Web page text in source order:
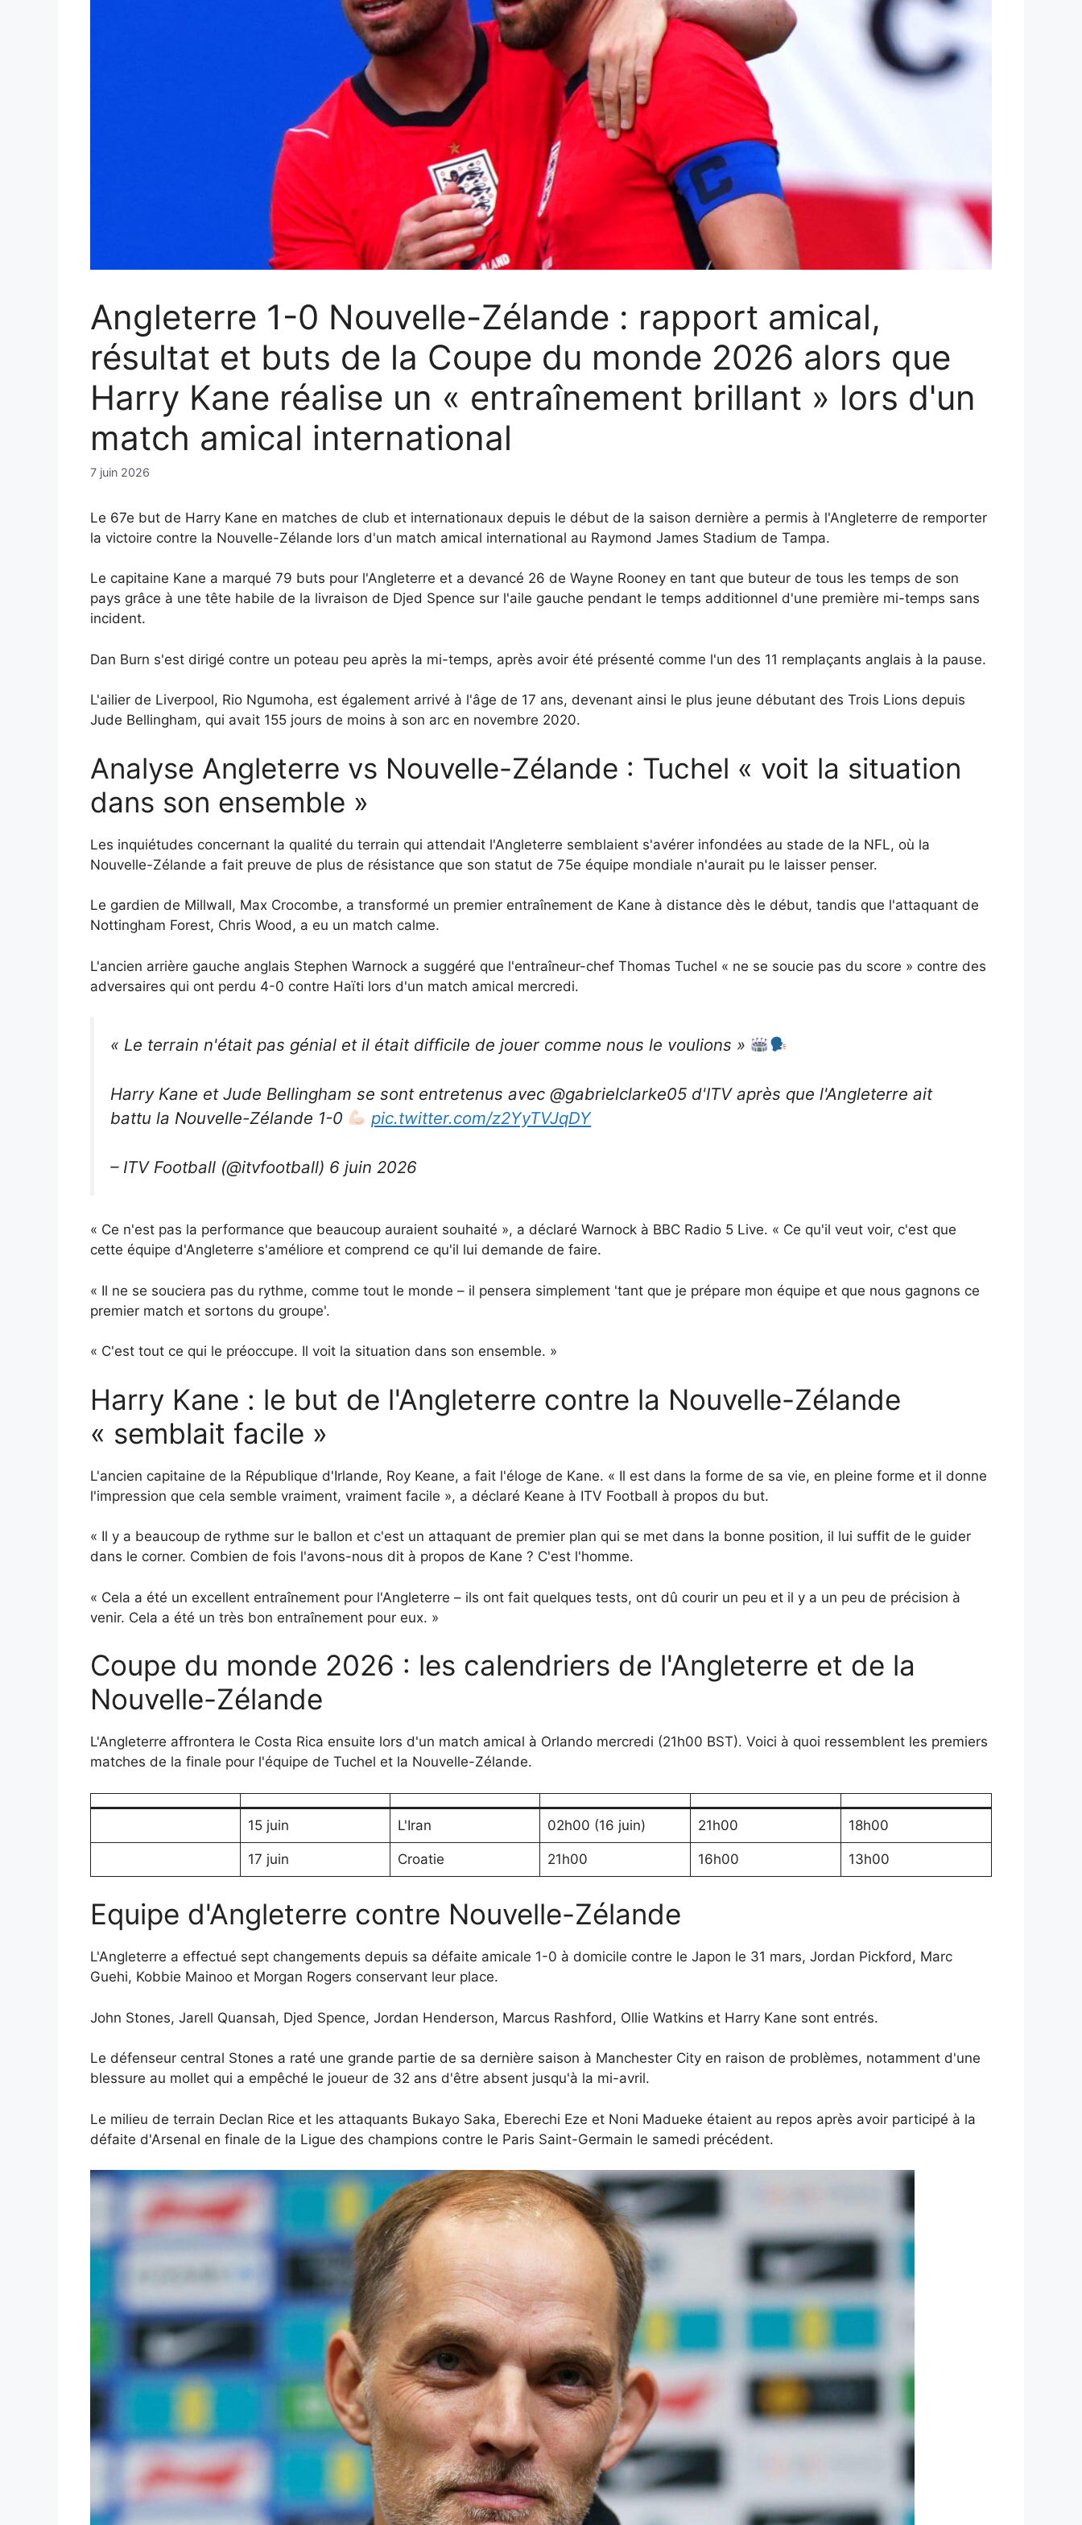
Angleterre 1-0 Nouvelle-Zélande : rapport amical,
résultat et buts de la Coupe du monde 2026 alors que
Harry Kane réalise un « entraînement brillant » lors d'un
match amical international
7 juin 2026
Le 67e but de Harry Kane en matches de club et internationaux depuis le début de la saison dernière a permis à l'Angleterre de remporter
la victoire contre la Nouvelle-Zélande lors d'un match amical international au Raymond James Stadium de Tampa.
Le capitaine Kane a marqué 79 buts pour l'Angleterre et a devancé 26 de Wayne Rooney en tant que buteur de tous les temps de son
pays grâce à une tête habile de la livraison de Djed Spence sur l'aile gauche pendant le temps additionnel d'une première mi-temps sans
incident.
Dan Burn s'est dirigé contre un poteau peu après la mi-temps, après avoir été présenté comme l'un des 11 remplaçants anglais à la pause.
L'ailier de Liverpool, Rio Ngumoha, est également arrivé à l'âge de 17 ans, devenant ainsi le plus jeune débutant des Trois Lions depuis
Jude Bellingham, qui avait 155 jours de moins à son arc en novembre 2020.
Analyse Angleterre vs Nouvelle-Zélande : Tuchel « voit la situation
dans son ensemble »
Les inquiétudes concernant la qualité du terrain qui attendait l'Angleterre semblaient s'avérer infondées au stade de la NFL, où la
Nouvelle-Zélande a fait preuve de plus de résistance que son statut de 75e équipe mondiale n'aurait pu le laisser penser.
Le gardien de Millwall, Max Crocombe, a transformé un premier entraînement de Kane à distance dès le début, tandis que l'attaquant de
Nottingham Forest, Chris Wood, a eu un match calme.
L'ancien arrière gauche anglais Stephen Warnock a suggéré que l'entraîneur-chef Thomas Tuchel « ne se soucie pas du score » contre des
adversaires qui ont perdu 4-0 contre Haïti lors d'un match amical mercredi.
« Le terrain n'était pas génial et il était difficile de jouer comme nous le voulions »
Harry Kane et Jude Bellingham se sont entretenus avec @gabrielclarke05 d'ITV après que l'Angleterre ait
battu la Nouvelle-Zélande 1-0
pic.twitter.com/z2YyTVJqDY
– ITV Football (@itvfootball) 6 juin 2026
« Ce n'est pas la performance que beaucoup auraient souhaité », a déclaré Warnock à BBC Radio 5 Live. « Ce qu'il veut voir, c'est que
cette équipe d'Angleterre s'améliore et comprend ce qu'il lui demande de faire.
« Il ne se souciera pas du rythme, comme tout le monde – il pensera simplement 'tant que je prépare mon équipe et que nous gagnons ce
premier match et sortons du groupe'.
« C'est tout ce qui le préoccupe. Il voit la situation dans son ensemble. »
Harry Kane : le but de l'Angleterre contre la Nouvelle-Zélande
« semblait facile »
L'ancien capitaine de la République d'Irlande, Roy Keane, a fait l'éloge de Kane. « Il est dans la forme de sa vie, en pleine forme et il donne
l'impression que cela semble vraiment, vraiment facile », a déclaré Keane à ITV Football à propos du but.
« Il y a beaucoup de rythme sur le ballon et c'est un attaquant de premier plan qui se met dans la bonne position, il lui suffit de le guider
dans le corner. Combien de fois l'avons-nous dit à propos de Kane ? C'est l'homme.
« Cela a été un excellent entraînement pour l'Angleterre – ils ont fait quelques tests, ont dû courir un peu et il y a un peu de précision à
venir. Cela a été un très bon entraînement pour eux. »
Coupe du monde 2026 : les calendriers de l'Angleterre et de la
Nouvelle-Zélande
L'Angleterre affrontera le Costa Rica ensuite lors d'un match amical à Orlando mercredi (21h00 BST). Voici à quoi ressemblent les premiers
matches de la finale pour l'équipe de Tuchel et la Nouvelle-Zélande.
15 juin L'Iran 02h00 (16 juin) 21h00 18h00
17 juin Croatie 21h00 16h00 13h00
Equipe d'Angleterre contre Nouvelle-Zélande
L'Angleterre a effectué sept changements depuis sa défaite amicale 1-0 à domicile contre le Japon le 31 mars, Jordan Pickford, Marc
Guehi, Kobbie Mainoo et Morgan Rogers conservant leur place.
John Stones, Jarell Quansah, Djed Spence, Jordan Henderson, Marcus Rashford, Ollie Watkins et Harry Kane sont entrés.
Le défenseur central Stones a raté une grande partie de sa dernière saison à Manchester City en raison de problèmes, notamment d'une
blessure au mollet qui a empêché le joueur de 32 ans d'être absent jusqu'à la mi-avril.
Le milieu de terrain Declan Rice et les attaquants Bukayo Saka, Eberechi Eze et Noni Madueke étaient au repos après avoir participé à la
défaite d'Arsenal en finale de la Ligue des champions contre le Paris Saint-Germain le samedi précédent.